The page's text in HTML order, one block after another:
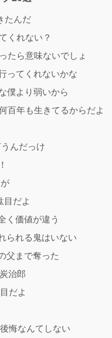
たんだ
くれない？
たら意味ないでしょ
ってくれないかな
僕より弱いから
百年も生きてるからだよ
んだっけ
だよ
く価値が違う
られる鬼はいない
父まで奪った
治郎
だよ
悔なんてしない